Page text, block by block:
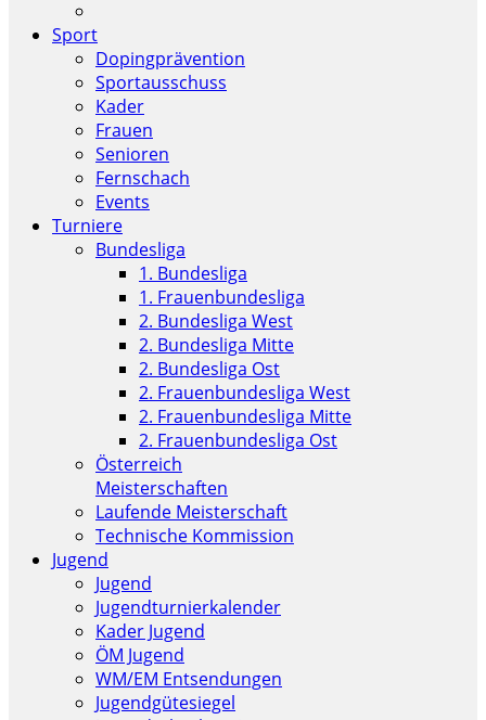
Sport
Dopingprävention
Sportausschuss
Kader
Frauen
Senioren
Fernschach
Events
Turniere
Bundesliga
1. Bundesliga
1. Frauenbundesliga
2. Bundesliga West
2. Bundesliga Mitte
2. Bundesliga Ost
2. Frauenbundesliga West
2. Frauenbundesliga Mitte
2. Frauenbundesliga Ost
Österreich
Meisterschaften
Laufende Meisterschaft
Technische Kommission
Jugend
Jugend
Jugendturnierkalender
Kader Jugend
ÖM Jugend
WM/EM Entsendungen
Jugendgütesiegel